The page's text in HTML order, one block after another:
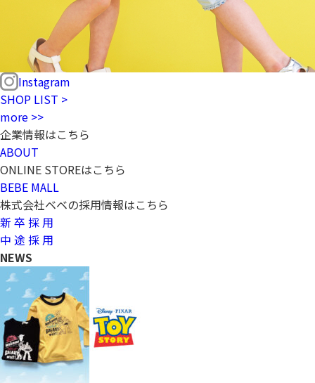
Instagram
SHOP LIST >
more >>
企業情報はこちら
ABOUT
ONLINE STOREはこちら
BEBE MALL
株式会社ベベの採用情報はこちら
新 卒 採 用
中 途 採 用
NEWS